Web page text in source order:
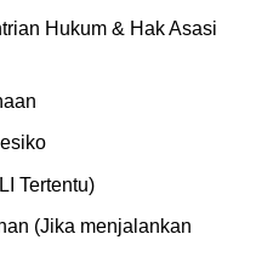
Hukum & Hak Asasi
Tertentu)
(Jika menjalankan